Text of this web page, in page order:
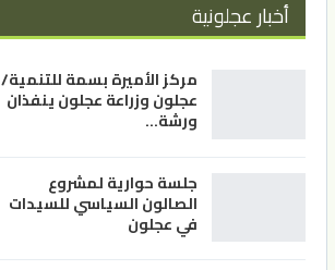
أخبار عجلونية
مركز الأميرة بسمة للتنمية/
عجلون وزراعة عجلون ينفذان
ورشة…
جلسة حوارية لمشروع
الصالون السياسي للسيدات
في عجلون